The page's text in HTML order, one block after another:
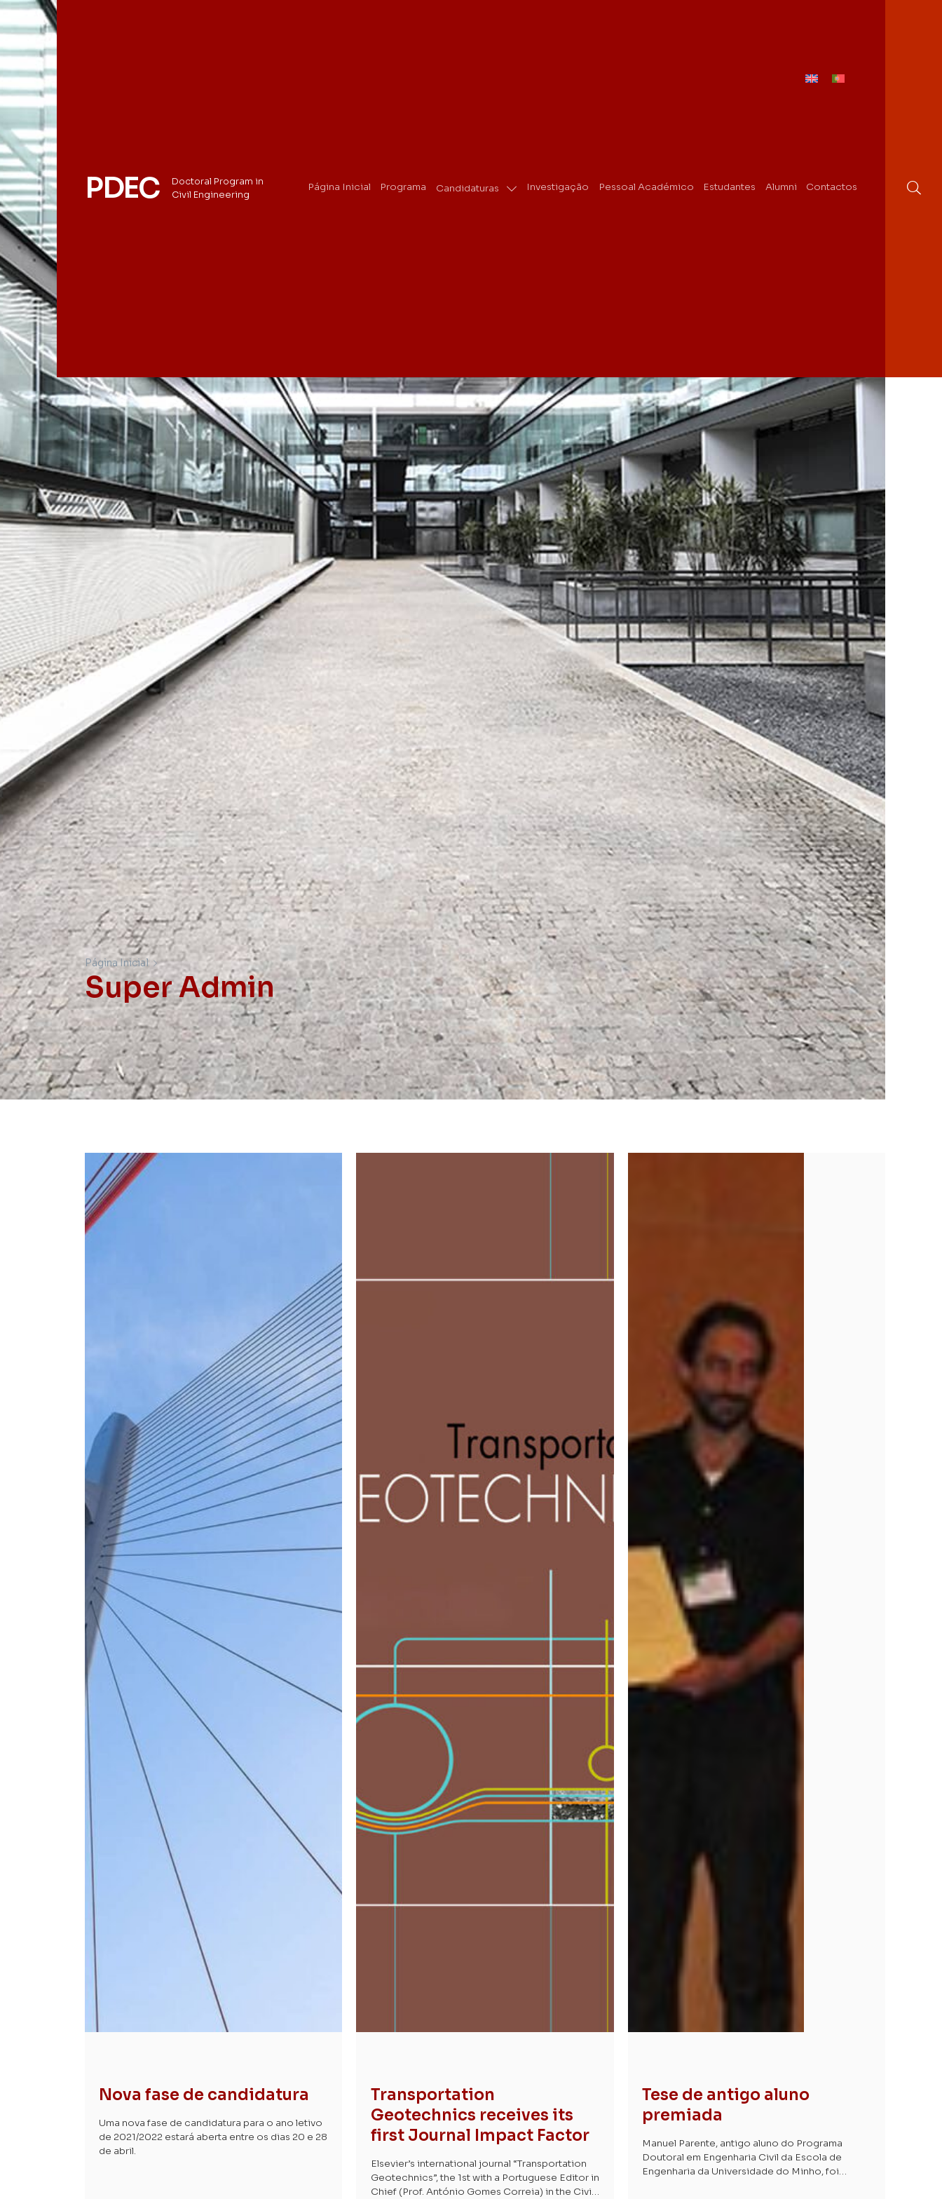
PDEC
Doctoral Program in
Civil Engineering
Página Inicial Programa Candidaturas Investigação Pessoal Académico Estudantes Alumni Contactos
Super Admin
Página Inicial
Nova fase de candidatura
Uma nova fase de candidatura para o ano letivo
de 2021/2022 estará aberta entre os dias 20 e 28
de abril.
Transportation
Geotechnics receives its
first Journal Impact Factor
Elsevier’s international journal “Transportation
Geotechnics”, the 1st with a Portuguese Editor in
Chief (Prof. António Gomes Correia) in the Civil
Tese de antigo aluno
premiada
Manuel Parente, antigo aluno do Programa
Doutoral em Engenharia Civil da Escola de
Engenharia da Universidade do Minho, foi